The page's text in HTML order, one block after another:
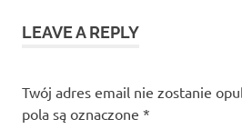
LEAVE A REPLY
Twój adres email nie zostanie
pola są oznaczone *